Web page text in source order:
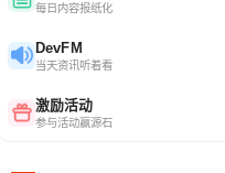
每日内容报纸化
DevFM
当天资讯听着看
激励活动
参与活动赢源石